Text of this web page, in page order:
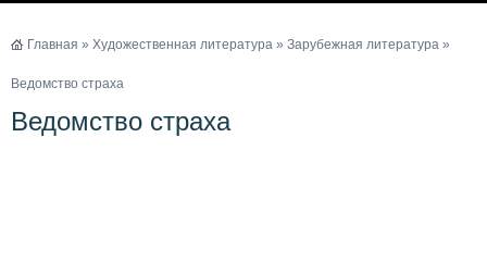
Главная » Художественная литература » Зарубежная литература »
Ведомство страха
Ведомство страха